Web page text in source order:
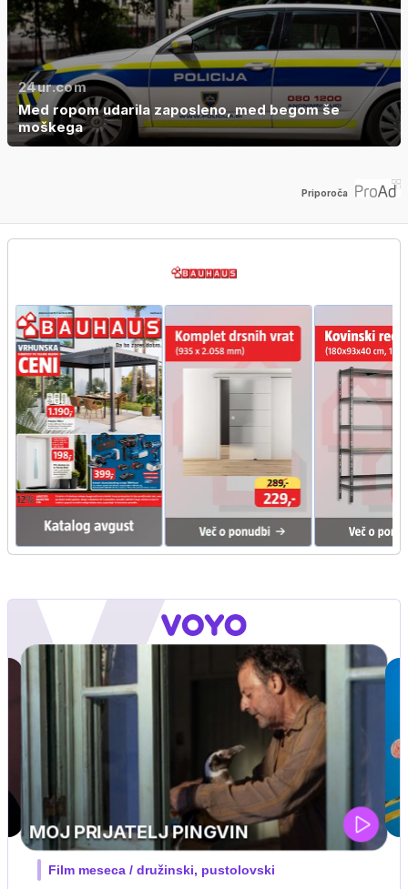
24ur.com
Med ropom udarila zaposleno, med begom še
moškega
Priporoča
IQ 160
Nova hrvaška serija